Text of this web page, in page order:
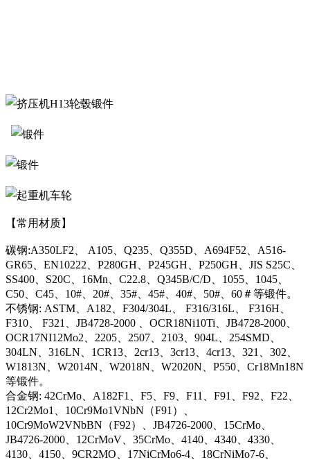
【常用材质】
碳钢:A350LF2、 A105、Q235、Q355D、A694F52、A516-
GR65、EN10222、P280GH、P245GH、P250GH、JIS S25C、
SS400、S20C、16Mn、C22.8、Q345B/C/D、1055、1045、
C50、C45、10#、20#、35#、45#、40#、50#、60＃等锻件。
不锈钢: ASTM、A182、F304/304L、 F316/316L、 F316H、
F310、 F321、JB4728-2000 、OCR18Ni10Ti、JB4728-2000、
OCR17NI12Mo2、2205、2507、2103、904L、254SMD、
304LN、316LN、1CR13、2cr13、3cr13、4cr13、321、302、
W1813N、W2014N、W2018N、W2020N、P550、Cr18Mn18N
等锻件。
合金钢: 42CrMo、A182F1、F5、F9、F11、F91、F92、F22、
12Cr2Mo1、10Cr9Mo1VNbN（F91）、
10Cr9MoW2VNbBN（F92）、JB4726-2000、15CrMo、
JB4726-2000、12CrMoV、35CrMo、4140、4340、4330、
4130、4150、9CR2MO、17NiCrMo6-4、18CrNiMo7-6、